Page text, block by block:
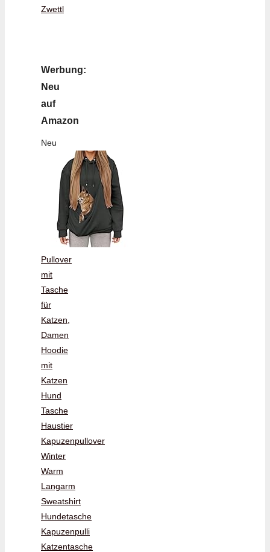
Zwettl
Werbung:
Neu
auf
Amazon
Neu
Pullover
mit
Tasche
für
Katzen,
Damen
Hoodie
mit
Katzen
Hund
Tasche
Haustier
Kapuzenpullover
Winter
Warm
Langarm
Sweatshirt
Hundetasche
Kapuzenpulli
Katzentasche